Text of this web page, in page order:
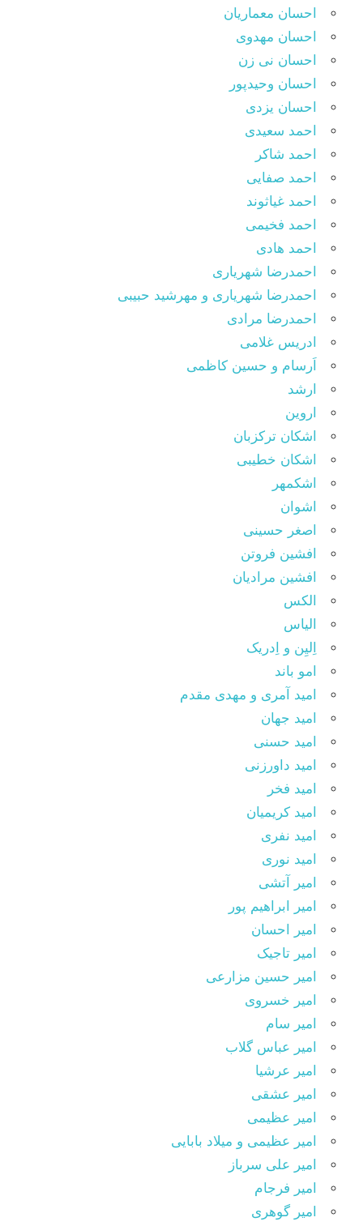
احسان معماریان
احسان مهدوی
احسان نی زن
احسان وحیدپور
احسان یزدی
احمد سعیدی
احمد شاکر
احمد صفایی
احمد غیاثوند
احمد فخیمی
احمد هادی
احمدرضا شهریاری
احمدرضا شهریاری و مهرشید حبیبی
احمدرضا مرادی
ادریس غلامی
اَرسام و حسین کاظمی
ارشد
اروین
اشکان ترکزبان
اشکان خطیبی
اشکمهر
اشوان
اصغر حسینی
افشین فروتن
افشین مرادیان
الکس
الیاس
اِلیِن و اِدریک
امو باند
امید آمری و مهدی مقدم
امید جهان
امید حسنی
امید داورزنی
امید فخر
امید کریمیان
امید نفری
امید نوری
امیر آتشی
امیر ابراهیم پور
امیر احسان
امیر تاجیک
امیر حسین مزارعی
امیر خسروی
امیر سام
امیر عباس گلاب
امیر عرشیا
امیر عشقی
امیر عظیمی
امیر عظیمی و میلاد بابایی
امیر علی سرباز
امیر فرجام
امیر گوهری